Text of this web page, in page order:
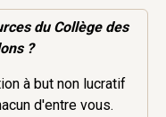
du Collège des
?
à but non lucratif
d'entre vous.